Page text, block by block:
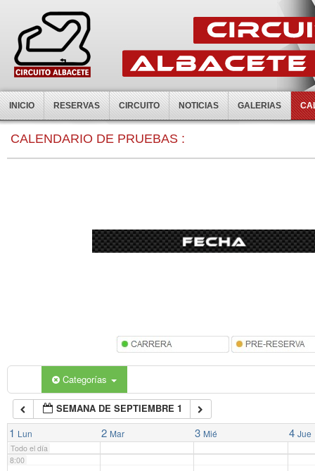
INICIO RESERVAS CIRCUITO NOTICIAS GALERIAS
CALENDARIO DE PRUEBAS :
Categorías
SEMANA DE SEPTIEMBRE 1
1 Lun 2 Mar 3 Mié 4 Jue
Todo el día
0:00
7:00
8:00